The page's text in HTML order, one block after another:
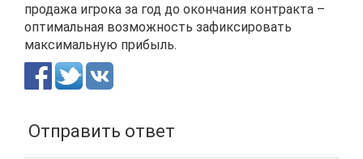
продажа игрока за год до окончания контракта –
оптимальная возможность зафиксировать
максимальную прибыль.
Отправить ответ